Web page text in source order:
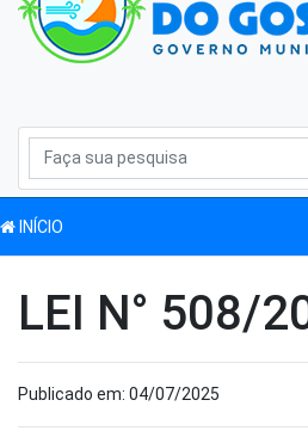
INÍCIO
LEI N° 508/
Publicado em: 04/07/2025